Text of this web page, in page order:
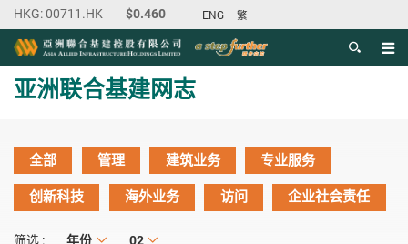
ENG 繁
目录
主内容开始
亚洲联合基建网志
全部 管理 建筑业务
专业服务
创新科技
海外业务 访问 企业社会责任
筛选 : 年份
年份 月份
02